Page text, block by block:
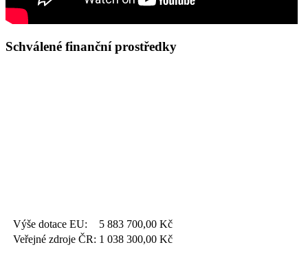
Schválené finanční prostředky
Výše dotace EU: 5 883 700,00 Kč
Veřejné zdroje ČR: 1 038 300,00 Kč